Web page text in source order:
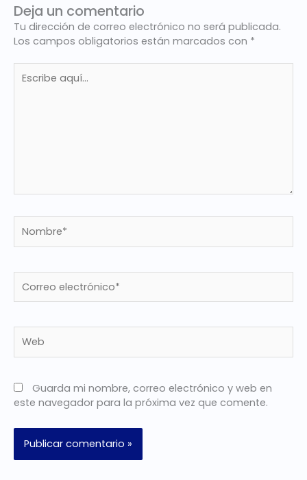
Deja un comentario
Tu dirección de correo electrónico no será publicada.
Los campos obligatorios están marcados con *
aquí...
electrónico*
Guarda mi nombre, correo electrónico y web en
este navegador para la próxima vez que comente.